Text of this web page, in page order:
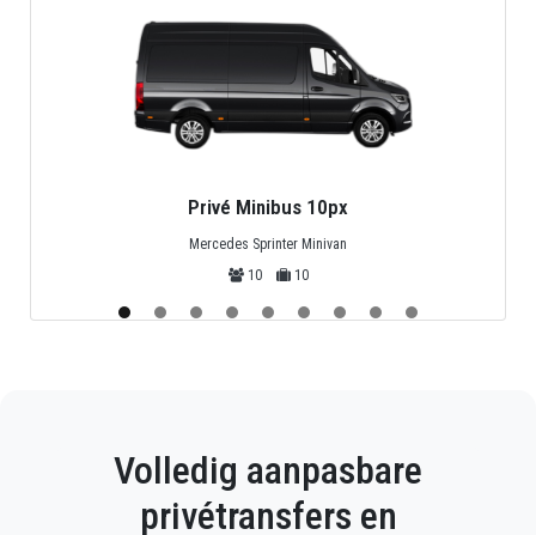
Privé Minibus 10px
Mercedes Sprinter Minivan
10
10
Volledig aanpasbare
privétransfers en